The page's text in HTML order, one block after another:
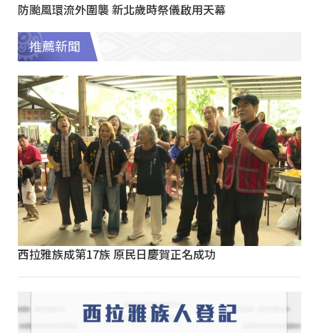
防颱風環流外圍襲 新北歲時祭儀啟用天幕
推薦新聞
西拉雅族成第17族 原民日慶賀正名成功